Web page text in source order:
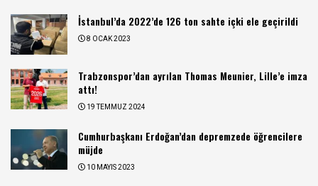
İstanbul’da 2022’de 126 ton sahte içki ele geçirildi
8 OCAK 2023
Trabzonspor’dan ayrılan Thomas Meunier, Lille’e imza
attı!
19 TEMMUZ 2024
Cumhurbaşkanı Erdoğan’dan depremzede öğrencilere
müjde
10 MAYIS 2023